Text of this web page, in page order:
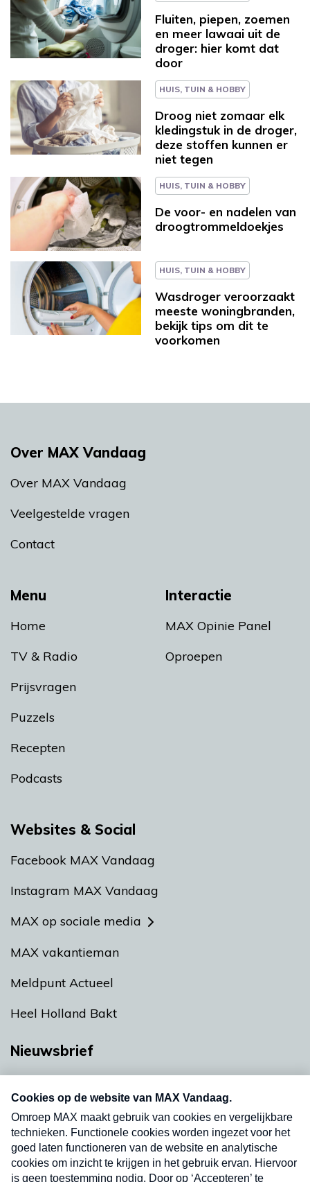
Fluiten, piepen, zoemen
en meer lawaai uit de
droger: hier komt dat
door
HUIS, TUIN & HOBBY
Droog niet zomaar elk
kledingstuk in de droger,
deze stoffen kunnen er
niet tegen
HUIS, TUIN & HOBBY
De voor- en nadelen van
droogtrommeldoekjes
HUIS, TUIN & HOBBY
Wasdroger veroorzaakt
meeste woningbranden,
bekijk tips om dit te
voorkomen
Menu
Home
TV & Radio
Prijsvragen
Puzzels
Recepten
Podcasts
Interactie
MAX Opinie Panel
Oproepen
Over MAX Vandaag
Over MAX Vandaag
Veelgestelde vragen
Contact
Websites & Social
Facebook MAX Vandaag
Instagram MAX Vandaag
MAX op sociale media
MAX vakantieman
Meldpunt Actueel
Heel Holland Bakt
Nieuwsbrief
nieuwsbrief. Elke vrijdag- en dinsdagochtend in
uw mailbox.
Verzend